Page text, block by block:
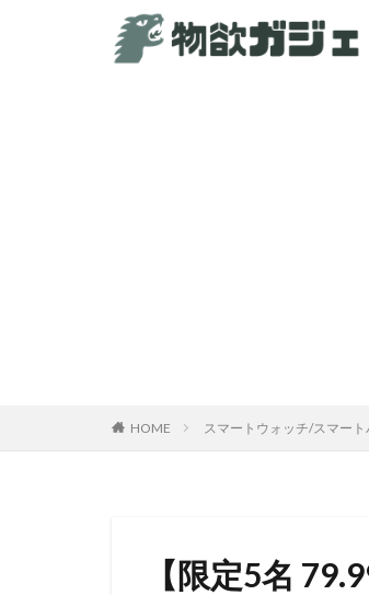
HOME スマートウォッチ/スマート
【限定5名